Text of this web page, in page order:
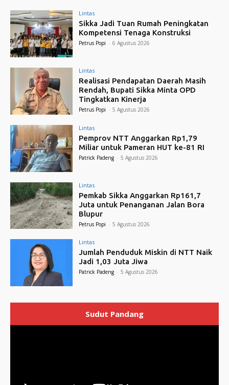
Lintas
Sikka Jadi Tuan Rumah Peningkatan
Kompetensi Tenaga Konstruksi
Petrus Popi - 6 Agustus 2026
Lintas
Realisasi Pendapatan Daerah Masih
Rendah, Bupati Sikka Minta OPD
Tingkatkan Kinerja
Petrus Popi - 5 Agustus 2026
Lintas
Pemprov NTT Anggarkan Rp1,79
Miliar untuk Pameran HUT ke-81 RI
Patrick Padeng - 5 Agustus 2026
Lintas
Pemkab Sikka Anggarkan Rp161,7
Juta untuk Penanganan Jalan Bora
Blupur
Petrus Popi - 5 Agustus 2026
Lintas
Jumlah Penduduk Miskin di NTT Naik
Jadi 1,03 Juta Jiwa
Patrick Padeng - 5 Agustus 2026
Sudut Pandang